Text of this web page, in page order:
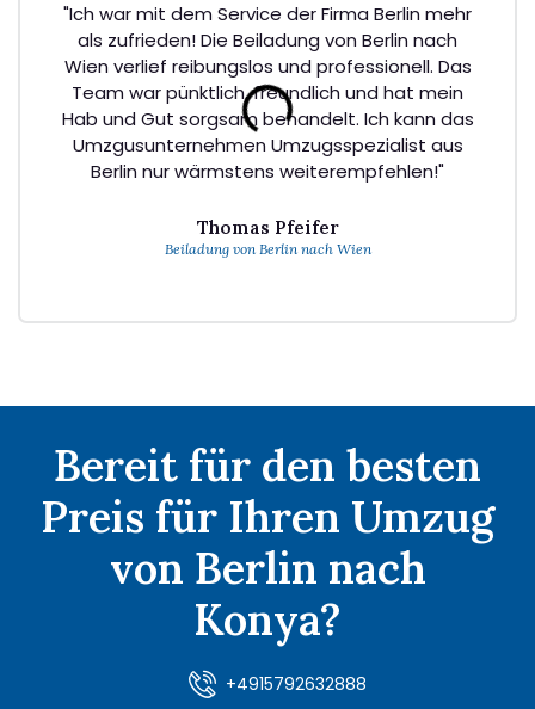
"Ich war mit dem Service der Firma Berlin mehr
als zufrieden! Die Beiladung von Berlin nach
Wien verlief reibungslos und professionell. Das
Team war pünktlich, freundlich und hat mein
Hab und Gut sorgsam behandelt. Ich kann das
Umzgusunternehmen Umzugsspezialist aus
Berlin nur wärmstens weiterempfehlen!"
Thomas Pfeifer
Beiladung von Berlin nach Wien
Bereit für den besten
Preis für Ihren Umzug
von Berlin nach
Konya?
+4915792632888